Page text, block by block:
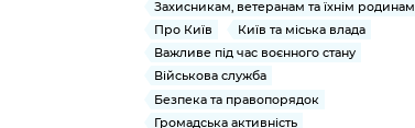
Захисникам, ветеранам та їхнім родинам
Про Київ
Київ та міська влада
Важливе під час воєнного стану
Військова служба
Безпека та правопорядок
Громадська активність